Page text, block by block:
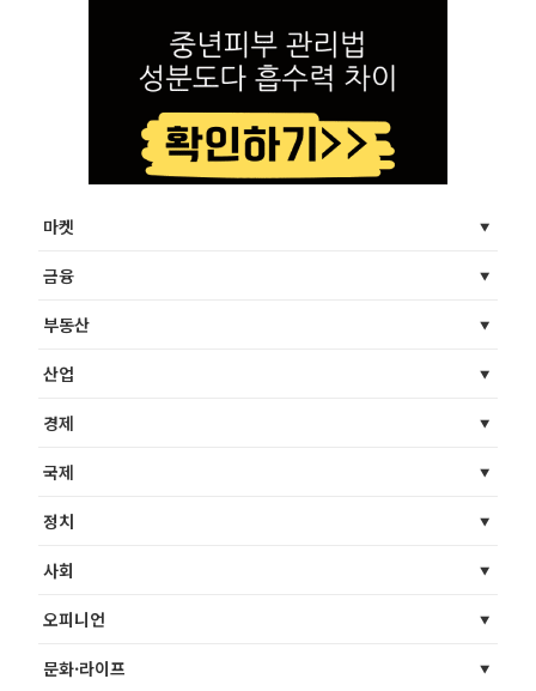
마켓
금융
부동산
산업
경제
국제
정치
사회
오피니언
문화·라이프